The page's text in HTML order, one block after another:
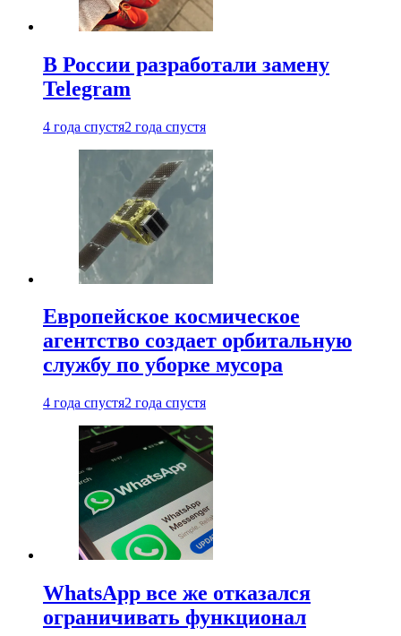
В России разработали замену
Telegram
4 года спустя2 года спустя
Европейское космическое
агентство создает орбитальную
службу по уборке мусора
4 года спустя2 года спустя
WhatsApp все же отказался
ограничивать функционал